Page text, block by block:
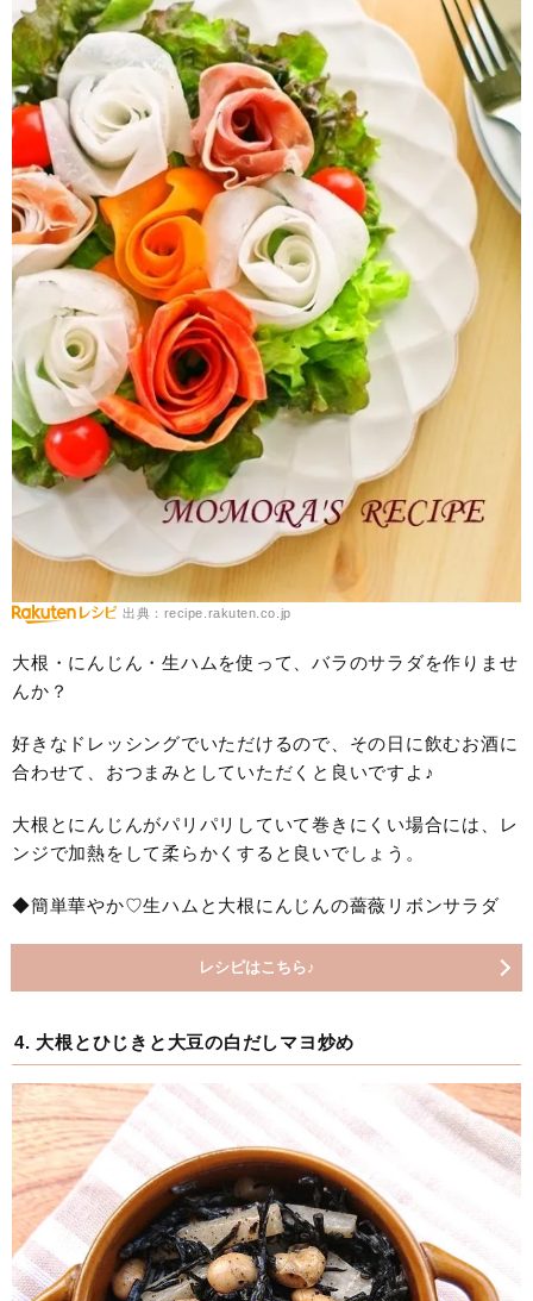
出典：recipe.rakuten.co.jp
大根・にんじん・生ハムを使って、バラのサラダを作りませ
んか？
好きなドレッシングでいただけるので、その日に飲むお酒に
合わせて、おつまみとしていただくと良いですよ♪
大根とにんじんがパリパリしていて巻きにくい場合には、レ
ンジで加熱をして柔らかくすると良いでしょう。
◆簡単華やか♡生ハムと大根にんじんの薔薇リボンサラダ
レシピはこちら♪
4. 大根とひじきと大豆の白だしマヨ炒め